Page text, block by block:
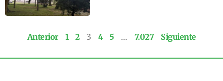
Anterior 1 2 3 4 5 … 7.027 Siguiente